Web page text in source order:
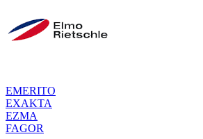
EMERITO
EXAKTA
EZMA
FAGOR